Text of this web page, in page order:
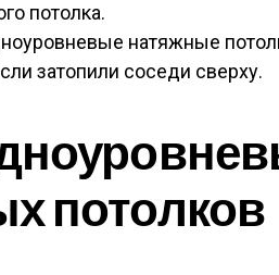
потолка.
натяжные
затопили соседи сверху.
потолков